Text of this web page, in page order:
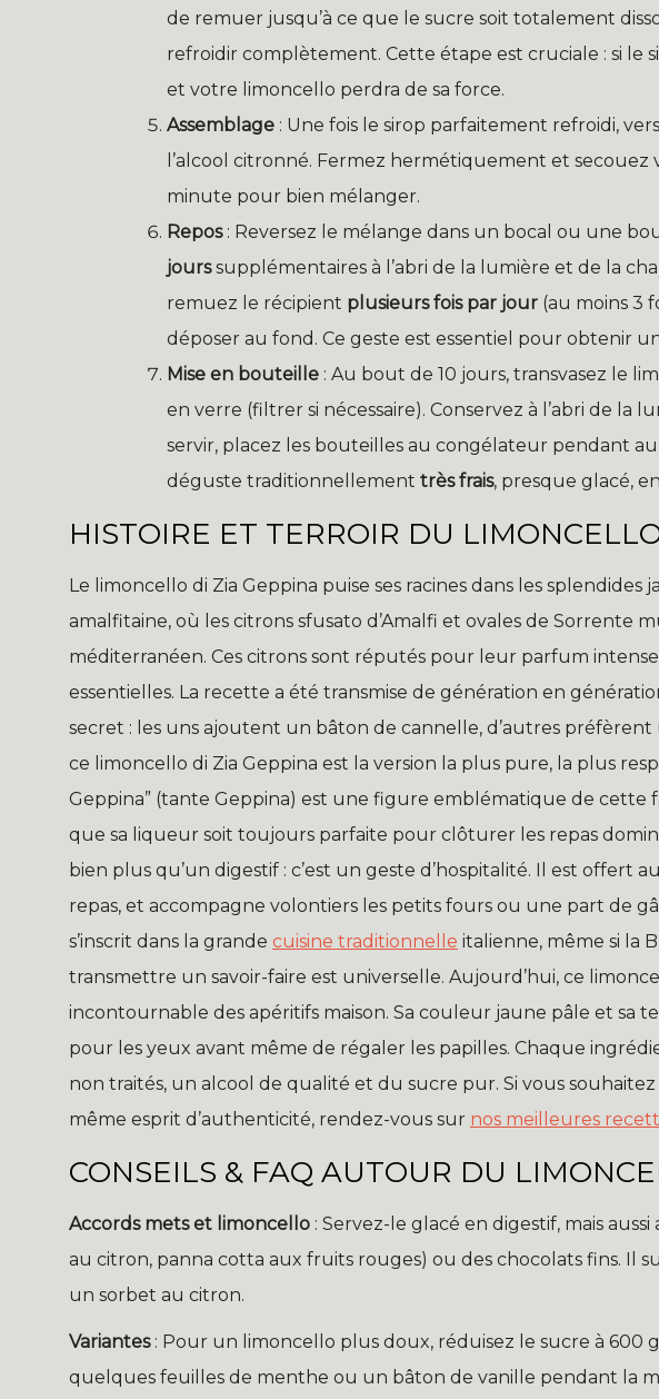
de remuer jusqu’à ce que le sucre soit totalement
refroidir complètement. Cette étape est cruciale : si le
et votre limoncello perdra de sa force.
Assemblage : Une fois le sirop parfaitement refroidi,
l’alcool citronné. Fermez hermétiquement et
minute pour bien mélanger.
Repos: Reversez le mélange dans un bocal ou une
jourssupplémentaires à l’abri de la lumière et de la
remuez le récipient plusieurs fois par jour (au moins 3
déposer au fond. Ce geste est essentiel pour obtenir
Mise en bouteille : Au bout de 10 jours, transvasez le
en verre (filtrer si nécessaire). Conservez à l’abri de la
servir, placez les bouteilles au congélateur pendant
déguste traditionnellement très frais, presque glacé,
HISTOIRE ET TERROIR DU
Le limoncello di Zia Geppina puise ses racines dans les splendides
amalfitaine, où les citrons sfusato d’Amalfi et ovales de Sorrente
méditerranéen. Ces citrons sont réputés pour leur parfum
essentielles. La recette a été transmise de génération en
secret : les uns ajoutent un bâton de cannelle, d’autres
ce limoncello di Zia Geppina est la version la plus pure, la plus
Geppina” (tante Geppina) est une figure emblématique de cette
que sa liqueur soit toujours parfaite pour clôturer les repas
bien plus qu’un digestif : c’est un geste d’hospitalité. Il est offert
repas, et accompagne volontiers les petits fours ou une part de
s’inscrit dans la grande cuisine traditionnelle italienne, même si la
transmettre un savoir-faire est universelle. Aujourd’hui, ce
incontournable des apéritifs maison. Sa couleur jaune pâle et sa
pour les yeux avant même de régaler les papilles. Chaque
non traités, un alcool de qualité et du sucre pur. Si vous
même esprit d’authenticité, rendez-vous sur nos meilleures
CONSEILS & FAQ AUTOUR DU
Accords mets et limoncello : Servez-le glacé en digestif, mais
au citron, panna cotta aux fruits rouges) ou des chocolats fins. Il
un sorbet au citron.
Variantes: Pour un limoncello plus doux, réduisez le sucre à 600
quelques feuilles de menthe ou un bâton de vanille pendant la